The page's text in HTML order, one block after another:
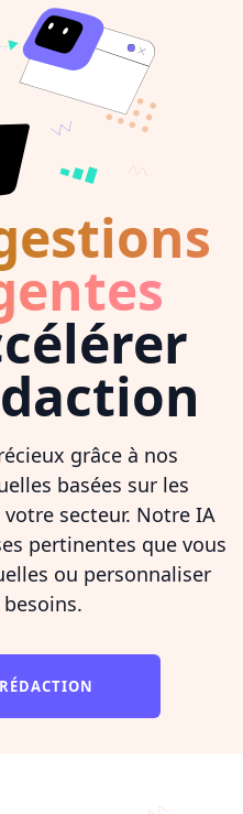
grâce à nos
basées sur les
secteur. Notre IA
pertinentes que vous
ou personnaliser